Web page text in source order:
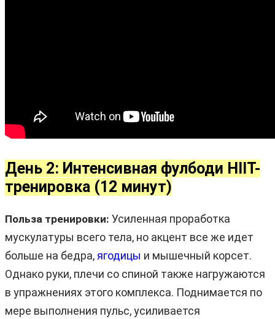
День 2: Интенсивная фулбоди HIIT-
тренировка (12 минут)
Польза тренировки: Усиленная проработка
мускулатуры всего тела, но акцент все же идет
больше на бедра, ягодицы и мышечный корсет.
Однако руки, плечи со спиной также нагружаются
в упражнениях этого комплекса. Поднимается по
мере выполнения пульс, усиливается